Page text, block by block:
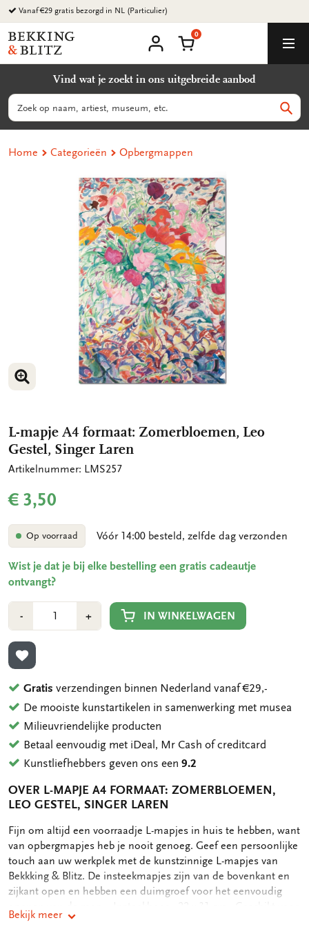
Ga
naar
content
Vanaf €29 gratis bezorgd in NL (Particulier)
Bekking
&
B.V.
account
Winkelmand
0
Vind wat je zoekt in ons uitgebreide aanbod
Zoeken
Home Categorieën Opbergmappen
VERGROOT AFBEELDING
L-mapje A4 formaat: Zomerbloemen, Leo
Gestel, Singer Laren
Artikelnummer: LMS257
€ 3,50
Op voorraad Vóór 14:00 besteld, zelfde dag verzonden
Wist je dat je bij elke bestelling een gratis cadeautje
ontvangt?
-Min
1
+Plus
1
IN WINKELWAGEN
TOEVOEGEN AAN VERLANGLIJST
Gratis verzendingen binnen Nederland vanaf €29,-
De mooiste kunstartikelen in samenwerking met musea
Milieuvriendelijke producten
Betaal eenvoudig met iDeal, Mr Cash of creditcard
Kunstliefhebbers geven ons een9.2
OVER L-MAPJE A4 FORMAAT: ZOMERBLOEMEN,
LEO GESTEL, SINGER LAREN
OMSCHRIJVING
Fijn om altijd een voorraadje L-mapjes in huis te hebben, want
van opbergmapjes heb je nooit genoeg. Geef een persoonlijke
touch aan uw werkplek met de kunstzinnige L-mapjes van
Bekkking & Blitz. De insteekmapjes zijn van de bovenkant en
zijkant open en hebben een duimgroef voor het eenvoudig
A4 formaat documenten - Full color print op zowel voor als
Bekijk meer